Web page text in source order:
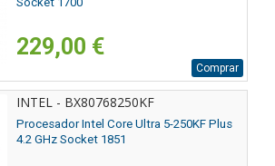
229,00 €
Comprar
INTEL - BX80768250KF
Procesador Intel Core Ultra 5-250KF Plus
4.2 GHz Socket 1851